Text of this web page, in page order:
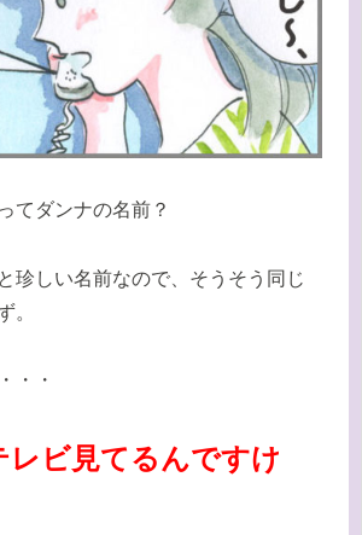
てダンナの名前？
珍しい名前なので、そうそう同じ
。
・・
レビ見てるんですけ